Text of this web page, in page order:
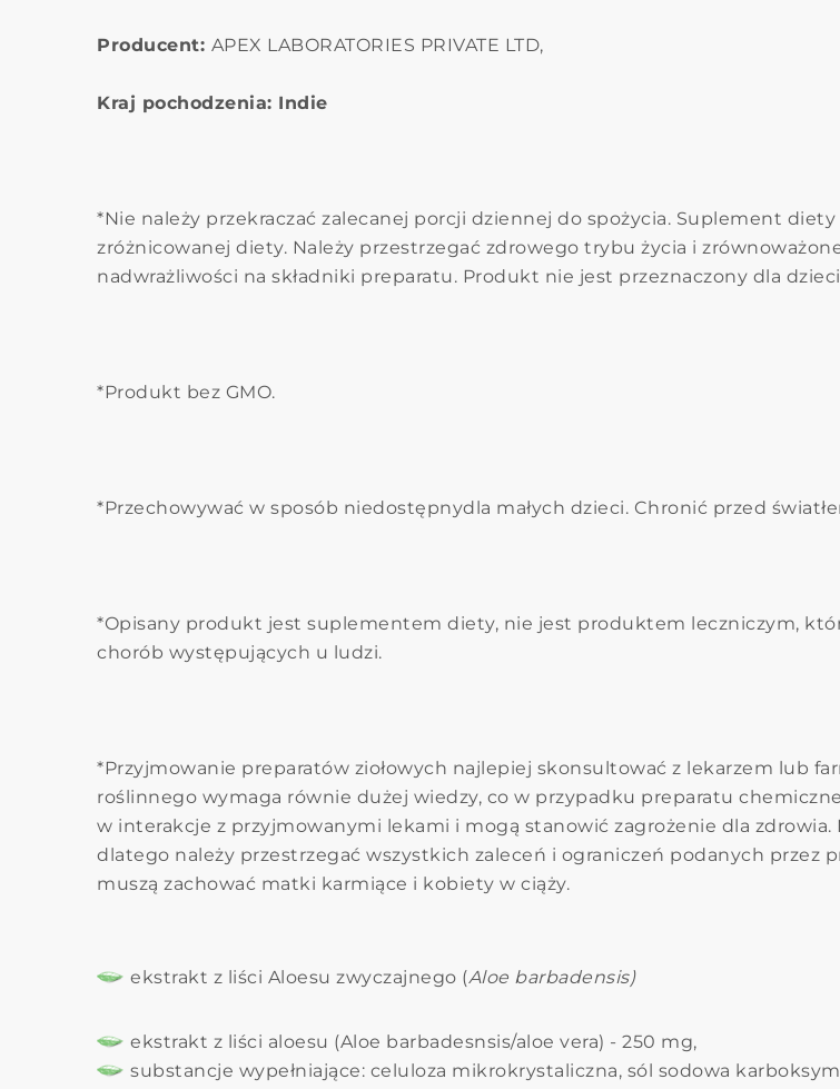
Producent: APEX LABORATORIES PRIVATE LTD,
Kraj pochodzenia: Indie
*Nie należy przekraczać zalecanej porcji dziennej do spożycia. Suplement
zróżnicowanej diety. Należy przestrzegać zdrowego trybu życia i
nadwrażliwości na składniki preparatu. Produkt nie jest przeznaczony dla
*Produkt bez GMO.
*Przechowywać w sposób niedostępnydla małych dzieci. Chronić przed
*Opisany produkt jest suplementem diety, nie jest produktem leczniczym,
chorób występujących u ludzi.
*Przyjmowanie preparatów ziołowych najlepiej skonsultować z lekarzem lub
roślinnego wymaga równie dużej wiedzy, co w przypadku preparatu
w interakcje z przyjmowanymi lekami i mogą stanowić zagrożenie dla zdrowia.
dlatego należy przestrzegać wszystkich zaleceń i ograniczeń podanych przez
muszą zachować matki karmiące i kobiety w ciąży.
ekstrakt z liści Aloesu zwyczajnego (Aloe barbadensis)
ekstrakt z liści aloesu (Aloe barbadesnsis/aloe vera) - 250 mg,
substancje wypełniające: celuloza mikrokrystaliczna, sól sodowa